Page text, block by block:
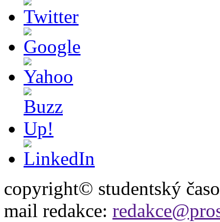
copyright© studentský
mail redakce: